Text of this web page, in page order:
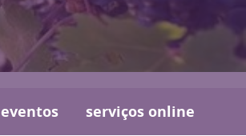
eventos serviços online